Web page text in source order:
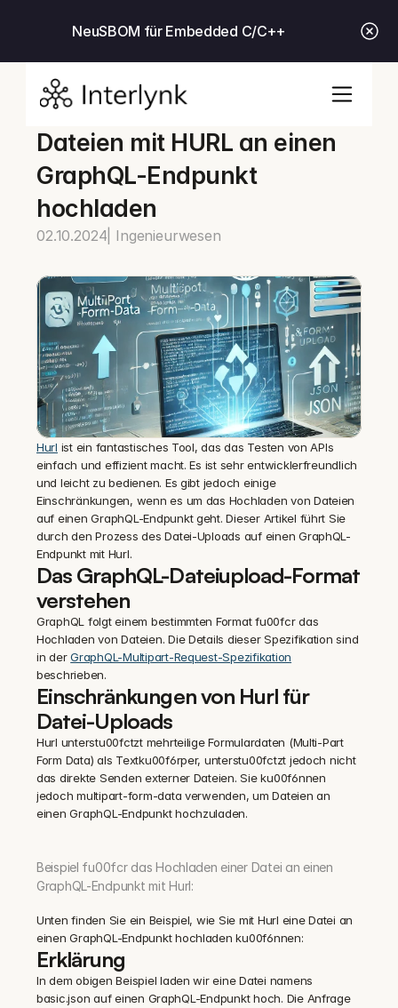
NeuSBOM für Embedded C/C++
Dateien mit HURL an einen
GraphQL-Endpunkt
hochladen
02.10.2024 | Ingenieurwesen
Hurl ist ein fantastisches Tool, das das Testen von APIs
einfach und effizient macht. Es ist sehr entwicklerfreundlich
und leicht zu bedienen. Es gibt jedoch einige
Einschränkungen, wenn es um das Hochladen von Dateien
auf einen GraphQL-Endpunkt geht. Dieser Artikel führt Sie
durch den Prozess des Datei-Uploads auf einen GraphQL-
Endpunkt mit Hurl.
Das GraphQL-Dateiupload-Format
verstehen
GraphQL folgt einem bestimmten Format fu00fcr das
Hochladen von Dateien. Die Details dieser Spezifikation sind
in der GraphQL-Multipart-Request-Spezifikation
beschrieben.
Einschränkungen von Hurl für
Datei-Uploads
Hurl unterstu00fctzt mehrteilige Formulardaten (Multi-Part
Form Data) als Textku00f6rper, unterstu00fctzt jedoch nicht
das direkte Senden externer Dateien. Sie ku00f6nnen
jedoch multipart-form-data verwenden, um Dateien an
einen GraphQL-Endpunkt hochzuladen.
Beispiel fu00fcr das Hochladen einer Datei an einen
GraphQL-Endpunkt mit Hurl:
Unten finden Sie ein Beispiel, wie Sie mit Hurl eine Datei an
einen GraphQL-Endpunkt hochladen ku00f6nnen:
Erklärung
In dem obigen Beispiel laden wir eine Datei namens
basic.json auf einen GraphQL-Endpunkt hoch. Die Anfrage